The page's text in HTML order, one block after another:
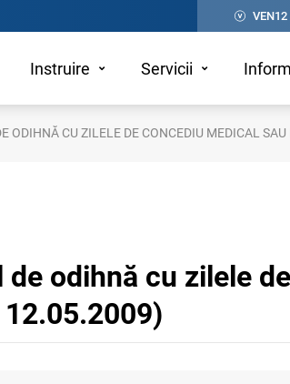
VEN12
Instruire Servicii
CU ZILELE DE CONCEDIU MEDICAL SAU DE STUDII
odihnă cu zilele